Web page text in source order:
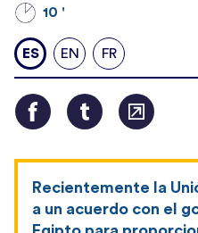
10 '
ES EN FR
Recientemente la
a un acuerdo con el